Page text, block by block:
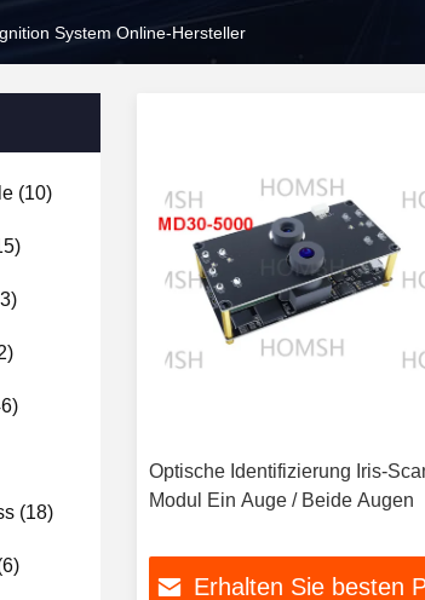
System Online-Hersteller
(10)
(18)
Optische Identifizierung Iris-
Modul Ein Auge / Beide Augen
Erhalten Sie besten